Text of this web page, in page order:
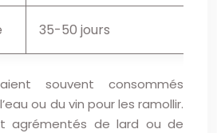
35-50 jours
souvent consommés
ou du vin pour les ramollir.
agrémentés de lard ou de